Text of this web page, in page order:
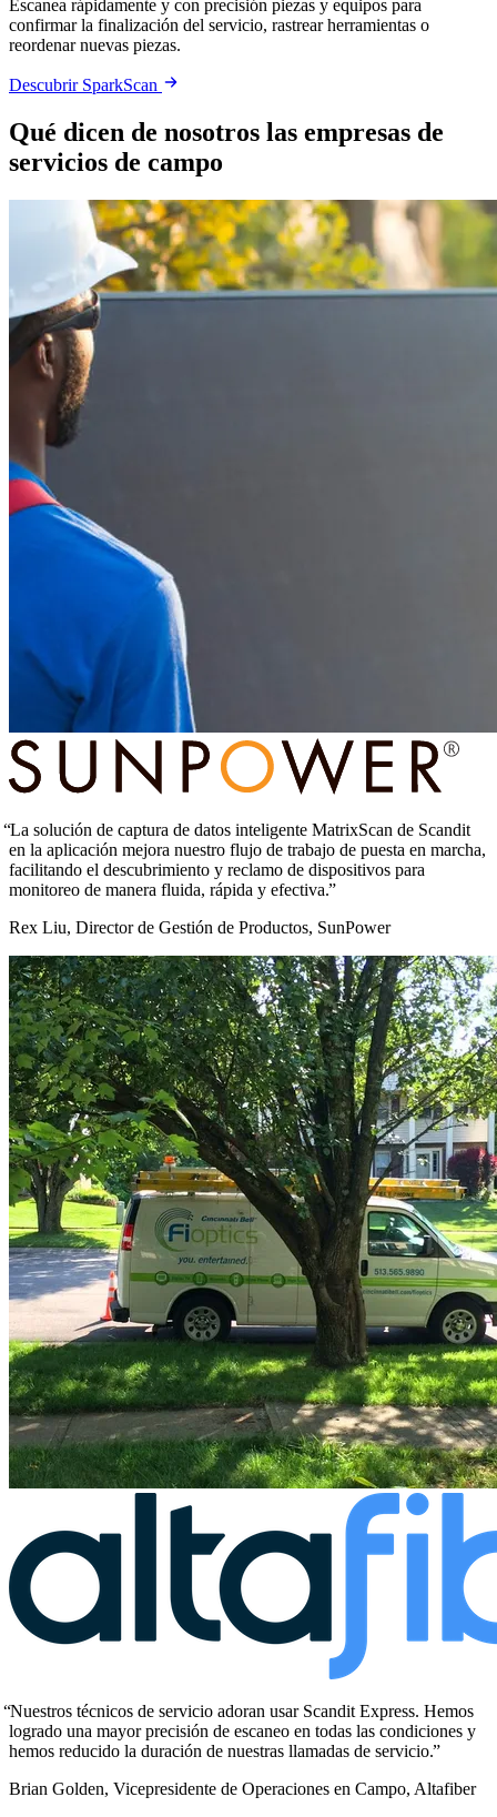
Escanea rápidamente y con precisión piezas y equipos para
confirmar la finalización del servicio, rastrear herramientas o
reordenar nuevas piezas.
Descubrir SparkScan
Qué dicen de nosotros las empresas de
servicios de campo
La solución de captura de datos inteligente MatrixScan de Scandit
en la aplicación mejora nuestro flujo de trabajo de puesta en marcha,
facilitando el descubrimiento y reclamo de dispositivos para
monitoreo de manera fluida, rápida y efectiva.
Rex Liu, Director de Gestión de Productos, SunPower
Nuestros técnicos de servicio adoran usar Scandit Express. Hemos
logrado una mayor precisión de escaneo en todas las condiciones y
hemos reducido la duración de nuestras llamadas de servicio.
Brian Golden, Vicepresidente de Operaciones en Campo, Altafiber